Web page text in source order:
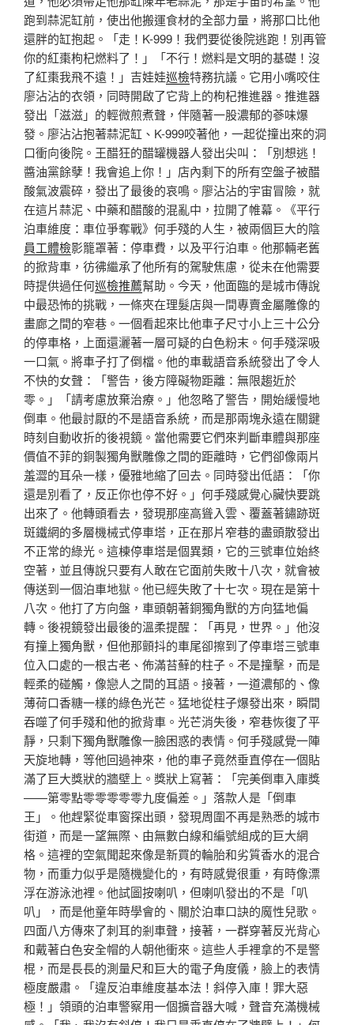
跑到蒜泥缸前，使出他搬運食材的全部力量，將那口比他
還胖的缸抱起。「走！K-999！我們要從後院逃跑！別再管
你的紅棗枸杞燃料了！」「不行！燃料是文明的基礎！沒
了紅棗我飛不遠！」吉娃娃巡檢特務抗議。它用小嘴咬住
廖沾沾的衣領，同時開啟了它背上的枸杞推進器。推進器
發出「滋滋」的輕微煎煮聲，伴隨著一股濃郁的蔘味爆
發。廖沾沾抱著蒜泥缸、K-999咬著他，一起從撞出來的洞
口衝向後院。王醋狂的醋罐機器人發出尖叫：「別想逃！
醬油黨餘孽！我會追上你！」店內剩下的所有空盤子被醋
酸氣波震碎，發出了最後的哀鳴。廖沾沾的宇宙冒險，就
在這片蒜泥、中藥和醋酸的混亂中，拉開了帷幕。《平行
泊車維度：車位爭奪戰》何手殘的人生，被兩個巨大的陰
員工體檢影籠罩著：停車費，以及平行泊車。他那輛老舊
的掀背車，彷彿繼承了他所有的駕駛焦慮，從未在他需要
時提供過任何巡檢推薦幫助。今天，他面臨的是城市傳說
中最恐怖的挑戰，一條夾在理髮店與一間專賣金屬雕像的
畫廊之間的窄巷。一個看起來比他車子尺寸小上三十公分
的停車格，上面還灑著一層可疑的白色粉末。何手殘深吸
一口氣。將車子打了倒檔。他的車載語音系統發出了令人
不快的女聲：「警告，後方障礙物距離：無限趨近於
零。」「請考慮放棄治療。」他忽略了警告，開始緩慢地
倒車。他最討厭的不是語音系統，而是那兩塊永遠在關鍵
時刻自動收折的後視鏡。當他需要它們來判斷車體與那座
價值不菲的銅製獨角獸雕像之間的距離時，它們卻像兩片
羞澀的耳朵一樣，優雅地縮了回去。同時發出低語：「你
還是別看了，反正你也停不好。」何手殘感覺心臟快要跳
出來了。他轉頭看去，發現那座高聳入雲、覆蓋著鏽跡斑
斑鐵網的多層機械式停車塔，正在那片窄巷的盡頭散發出
不正常的綠光。這棟停車塔是個異類，它的三號車位始終
空著，並且傳說只要有人敢在它面前失敗十八次，就會被
傳送到一個泊車地獄。他已經失敗了十七次。現在是第十
八次。他打了方向盤，車頭朝著銅獨角獸的方向猛地偏
轉。後視鏡發出最後的溫柔提醒：「再見，世界。」他沒
有撞上獨角獸，但他那顫抖的車尾卻擦到了停車塔三號車
位入口處的一根古老、佈滿苔蘚的柱子。不是撞擊，而是
輕柔的碰觸，像戀人之間的耳語。接著，一道濃郁的、像
薄荷口香糖一樣的綠色光芒。猛地從柱子爆發出來，瞬間
吞噬了何手殘和他的掀背車。光芒消失後，窄巷恢復了平
靜，只剩下獨角獸雕像一臉困惑的表情。何手殘感覺一陣
天旋地轉，等他回過神來，他的車子竟然垂直停在一個貼
滿了巨大獎狀的牆壁上。獎狀上寫著：「完美倒車入庫獎
——第零點零零零零零九度偏差。」落款人是「倒車
王」。他趕緊從車窗探出頭，發現周圍不再是熟悉的城市
街道，而是一望無際、由無數白線和編號組成的巨大網
格。這裡的空氣聞起來像是新買的輪胎和劣質香水的混合
物，而重力似乎是隨機變化的，有時感覺很重，有時像漂
浮在游泳池裡。他試圖按喇叭，但喇叭發出的不是「叭
叭」，而是他童年時學會的、關於泊車口訣的魔性兒歌。
四面八方傳來了刺耳的剎車聲，接著，一群穿著反光背心
和戴著白色安全帽的人朝他衝來。這些人手裡拿的不是警
棍，而是長長的測量尺和巨大的電子角度儀，臉上的表情
極度嚴肅。「違反泊車維度基本法！斜停入庫！罪大惡
極！」領頭的泊車警察用一個擴音器大喊，聲音充滿機械